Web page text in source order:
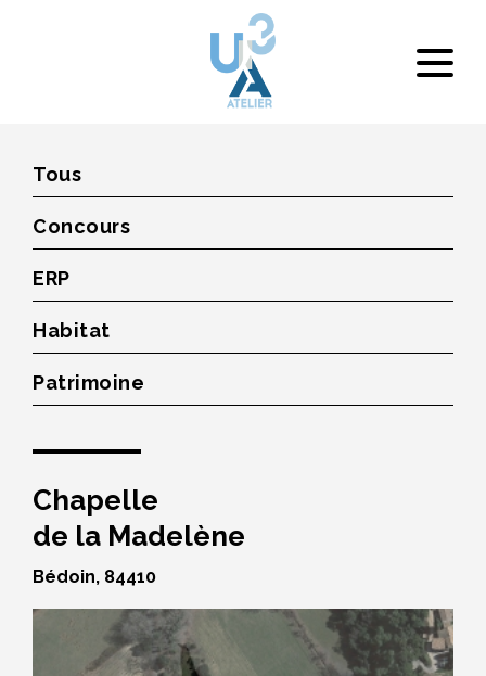
Tous
Concours
ERP
Habitat
Patrimoine
Chapelle
de la Madelène
Bédoin, 84410